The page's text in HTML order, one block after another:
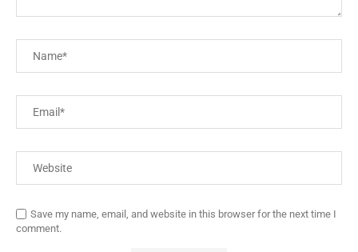
Save my name, email, and website in this browser for the next time I
comment.